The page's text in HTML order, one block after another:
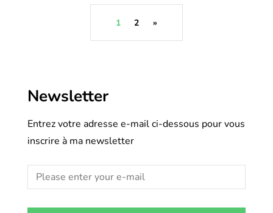
1 2 »
Newsletter
Entrez votre adresse e-mail ci-dessous pour vous
inscrire à ma newsletter